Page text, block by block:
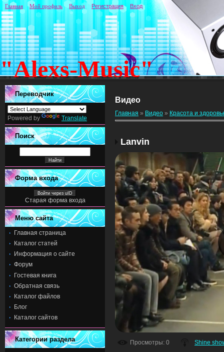
"Alexs-Music"
Главная Мой профиль Выход Регистрация Вход
Переводчик
Powered by Translate
Поиск
Форма входа
Войти через uID
Старая форма входа
Меню сайта
Главная страница
Каталог статей
Информация о сайте
Форум
Гостевая книга
Обратная связь
Каталог файлов
Блог
Каталог сайтов
Категории раздела
Видео
Главная » Видео » Красота и
Lanvin
Просмотры: 0 Shine